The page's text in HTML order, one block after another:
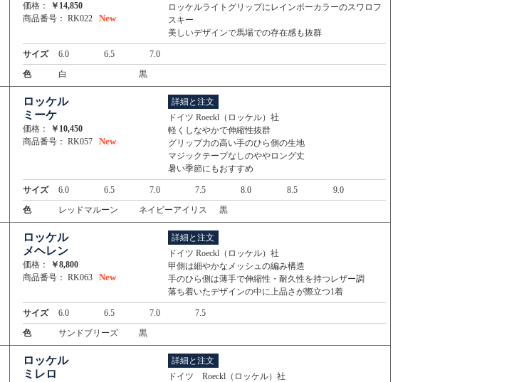
価格：
￥14,850
商品番号： RK022 New
ロッケルライトグリップにレインボーカラーのスワロフ
スキー
美しいデザインで馬場での存在感も抜群
サイズ 6.0 6.5
7.0
色
白 黒
ロッケル
ミーケ
価格：
￥10,450
商品番号： RK057 New
詳細と注文
ドイツ Roeckl（ロッケル）社
軽くしなやかで伸縮性抜群
グリップ力の高い手のひら側の生地
マジックテープなしのややロング丈
暑い季節にもおすすめ
サイズ 6.0 6.5 7.0 7.5 8.0 8.5
9.0
色
レッドマルーン ネイビーアイリス 黒
ロッケル
メヘレン
価格：
￥8,800
商品番号： RK063 New
詳細と注文
ドイツ Roeckl（ロッケル）社
甲側は細やかなメッシュの編み構造
手のひら側は薄手で伸縮性・耐久性を持つレザー調
落ち着いたデザインの中に上品さが際立つ1着
サイズ 6.0 6.5 7.0
7.5
色
サンドブリーズ 黒
ロッケル
ミレロ
詳細と注文
ドイツ Roeckl（ロッケル）社